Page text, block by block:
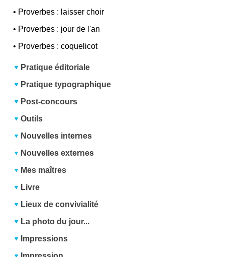
• Proverbes : laisser choir
• Proverbes : jour de l'an
• Proverbes : coquelicot
Pratique éditoriale
Pratique typographique
Post-concours
Outils
Nouvelles internes
Nouvelles externes
Mes maîtres
Livre
Lieux de convivialité
La photo du jour...
Impressions